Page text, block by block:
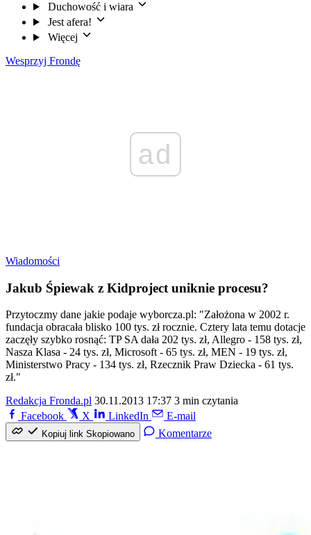
Duchowość i wiara
Jest afera!
Więcej
Wesprzyj Frondę
ad
Wiadomości
Jakub Śpiewak z Kidproject uniknie procesu?
Przytoczmy dane jakie podaje wyborcza.pl: "Założona w 2002 r.
fundacja obracała blisko 100 tys. zł rocznie. Cztery lata temu dotacje
zaczęły szybko rosnąć: TP SA dała 202 tys. zł, Allegro - 158 tys. zł,
Nasza Klasa - 24 tys. zł, Microsoft - 65 tys. zł, MEN - 19 tys. zł,
Ministerstwo Pracy - 134 tys. zł, Rzecznik Praw Dziecka - 61 tys.
zł."
Redakcja Fronda.pl 30.11.2013 17:37 3 min czytania
Facebook
X LinkedIn E-mail
Kopiuj link Skopiowano Komentarze